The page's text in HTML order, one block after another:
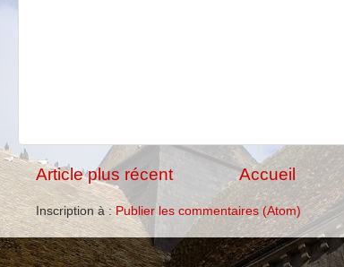
Article plus récent Accueil
Inscription à :Publier les commentaires (Atom)